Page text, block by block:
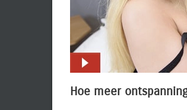
Hoe meer